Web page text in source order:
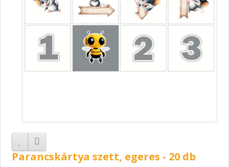
Parancskártya szett, egeres - 20 db